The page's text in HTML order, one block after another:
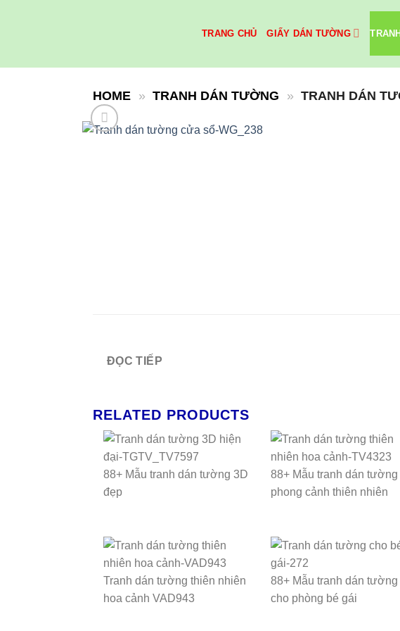
TRANG CHỦ GIẤY DÁN TƯỜNG
HOME » TRANH DÁN TƯỜNG » TRANH DÁN
ĐỌC TIẾP
RELATED PRODUCTS
88+ Mẫu tranh dán tường 3D
đẹp
88+ Mẫu tranh dán tường
phong cảnh thiên nhiên
Tranh dán tường thiên nhiên
hoa cảnh VAD943
88+ Mẫu tranh dán tường
cho phòng bé gái